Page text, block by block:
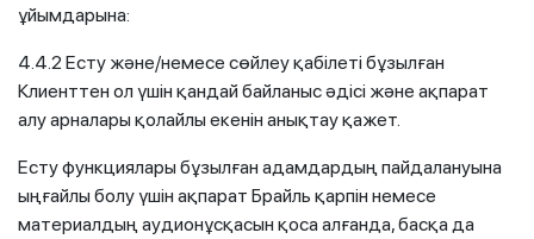
ұйымдарына:
4.4.2 Есту және/немесе сөйлеу қабілеті бұзылған
Клиенттен ол үшін қандай байланыс әдісі және ақпарат
алу арналары қолайлы екенін анықтау қажет.
Есту функциялары бұзылған адамдардың пайдалануына
ыңғайлы болу үшін ақпарат Брайль қарпін немесе
материалдың аудионұсқасын қоса алғанда, басқа да